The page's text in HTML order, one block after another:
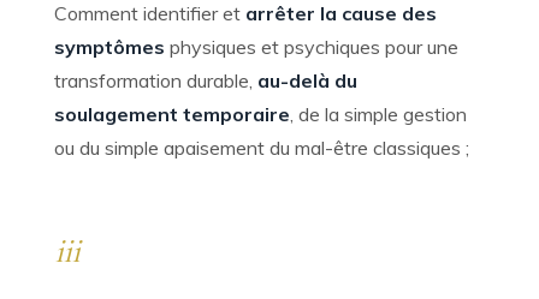
Comment identifier et arrêter la cause des
symptômes physiques et psychiques pour une
transformation durable, au-delà du
soulagement temporaire, de la simple gestion
ou du simple apaisement du mal-être classiques ;
iii